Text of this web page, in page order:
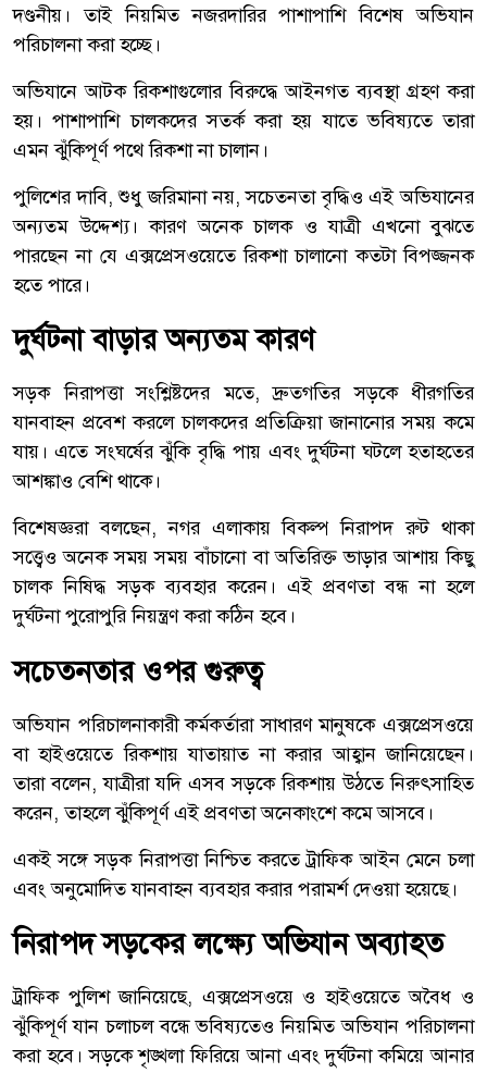
দণ্ডনীয়। তাই নিয়মিত নজরদারির পাশাপাশি বিশেষ অভিযান
পরিচালনা করা হচ্ছে।
অভিযানে আটক রিকশাগুলোর বিরুদ্ধে আইনগত ব্যবস্থা গ্রহণ করা
হয়। পাশাপাশি চালকদের সতর্ক করা হয় যাতে ভবিষ্যতে তারা
এমন ঝুঁকিপূর্ণ পথে রিকশা না চালান।
পুলিশের দাবি, শুধু জরিমানা নয়, সচেতনতা বৃদ্ধিও এই অভিযানের
অন্যতম উদ্দেশ্য। কারণ অনেক চালক ও যাত্রী এখনো বুঝতে
পারছেন না যে এক্সপ্রেসওয়েতে রিকশা চালানো কতটা বিপজ্জনক
হতে পারে।
দুর্ঘটনা বাড়ার অন্যতম কারণ
সড়ক নিরাপত্তা সংশ্লিষ্টদের মতে, দ্রুতগতির সড়কে ধীরগতির
যানবাহন প্রবেশ করলে চালকদের প্রতিক্রিয়া জানানোর সময় কমে
যায়। এতে সংঘর্ষের ঝুঁকি বৃদ্ধি পায় এবং দুর্ঘটনা ঘটলে হতাহতের
আশঙ্কাও বেশি থাকে।
বিশেষজ্ঞরা বলছেন, নগর এলাকায় বিকল্প নিরাপদ রুট থাকা
সত্ত্বেও অনেক সময় সময় বাঁচানো বা অতিরিক্ত ভাড়ার আশায় কিছু
চালক নিষিদ্ধ সড়ক ব্যবহার করেন। এই প্রবণতা বন্ধ না হলে
দুর্ঘটনা পুরোপুরি নিয়ন্ত্রণ করা কঠিন হবে।
সচেতনতার ওপর গুরুত্ব
অভিযান পরিচালনাকারী কর্মকর্তারা সাধারণ মানুষকে এক্সপ্রেসওয়ে
বা হাইওয়েতে রিকশায় যাতায়াত না করার আহ্বান জানিয়েছেন।
তারা বলেন, যাত্রীরা যদি এসব সড়কে রিকশায় উঠতে নিরুৎসাহিত
করেন, তাহলে ঝুঁকিপূর্ণ এই প্রবণতা অনেকাংশে কমে আসবে।
একই সঙ্গে সড়ক নিরাপত্তা নিশ্চিত করতে ট্রাফিক আইন মেনে চলা
এবং অনুমোদিত যানবাহন ব্যবহার করার পরামর্শ দেওয়া হয়েছে।
নিরাপদ সড়কের লক্ষ্যে অভিযান অব্যাহত
ট্রাফিক পুলিশ জানিয়েছে, এক্সপ্রেসওয়ে ও হাইওয়েতে অবৈধ ও
ঝুঁকিপূর্ণ যান চলাচল বন্ধে ভবিষ্যতেও নিয়মিত অভিযান পরিচালনা
করা হবে। সড়কে শৃঙ্খলা ফিরিয়ে আনা এবং দুর্ঘটনা কমিয়ে আনার